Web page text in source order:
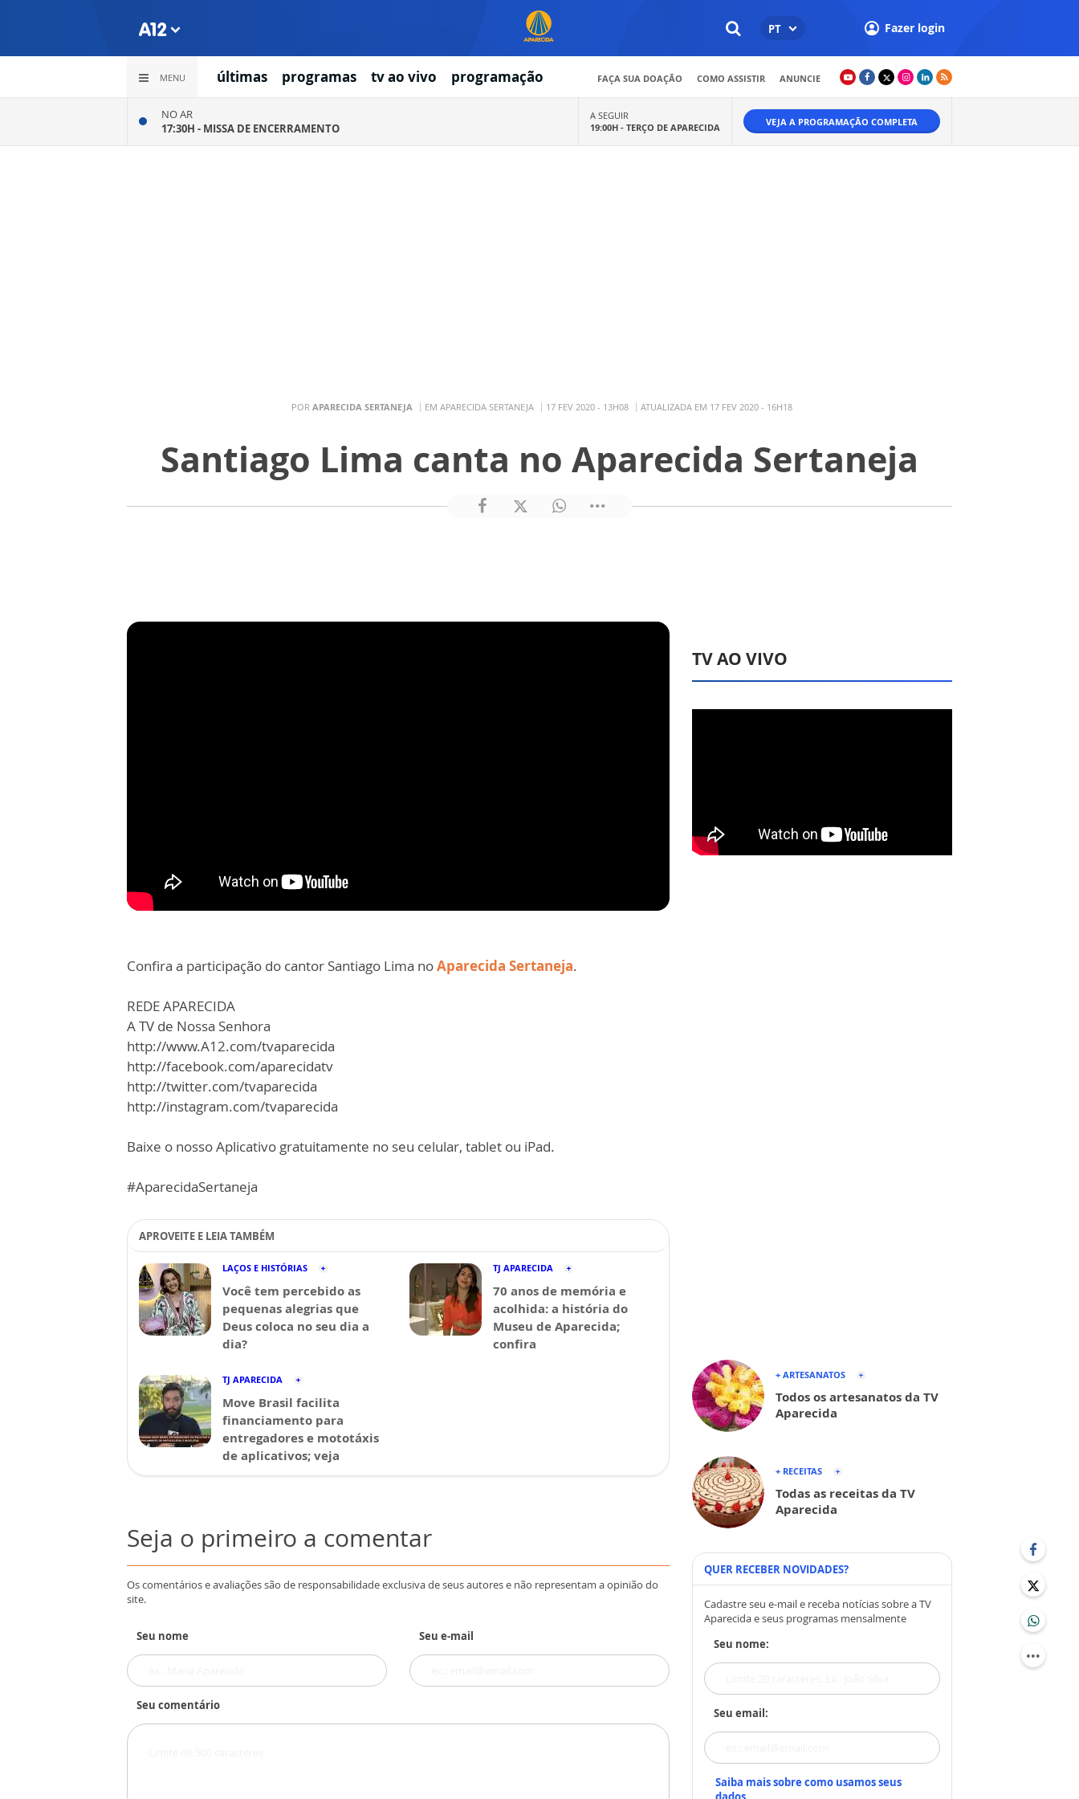
PT Fazer login
MENU últimas programas tv ao vivo programação FAÇA SUA DOAÇÃO COMO ASSISTIR ANUNCIE
NO AR
17:30H - MISSA DE ENCERRAMENTO
A SEGUIR
19:00H - TERÇO DE APARECIDA VEJA A PROGRAMAÇÃO COMPLETA
POR APARECIDA SERTANEJA EM APARECIDA SERTANEJA 17 FEV 2020 - 13H08 ATUALIZADA EM 17 FEV 2020 - 16H18
Santiago Lima canta no Aparecida Sertaneja
Confira a participação do cantor Santiago Lima noAparecida Sertaneja.
REDE APARECIDA
A TV de Nossa Senhora
http://www.A12.com/tvaparecida
http://facebook.com/aparecidatv
http://twitter.com/tvaparecida
http://instagram.com/tvaparecida
Baixe o nosso Aplicativo gratuitamente no seu celular, tablet ou iPad.
#AparecidaSertaneja
APROVEITE E LEIA TAMBÉM
LAÇOS E HISTÓRIAS
Você tem percebido as
pequenas alegrias que
Deus coloca no seu dia a
dia?
TJ APARECIDA
70 anos de memória e
acolhida: a história do
Museu de Aparecida;
confira
TJ APARECIDA
Move Brasil facilita
financiamento para
entregadores e mototáxis
de aplicativos; veja
Seja o primeiro a comentar
Os comentários e avaliações são de responsabilidade exclusiva de seus autores e não representam a opinião do
site.
Seu nome Seu e-mail
Seu comentário
TV AO VIVO
+ ARTESANATOS
Todos os artesanatos da TV
Aparecida
+ RECEITAS
Todas as receitas da TV
Aparecida
QUER RECEBER NOVIDADES?
Cadastre seu e-mail e receba notícias sobre a TV
Aparecida e seus programas mensalmente
Seu nome:
Seu email:
Saiba mais sobre como usamos seus